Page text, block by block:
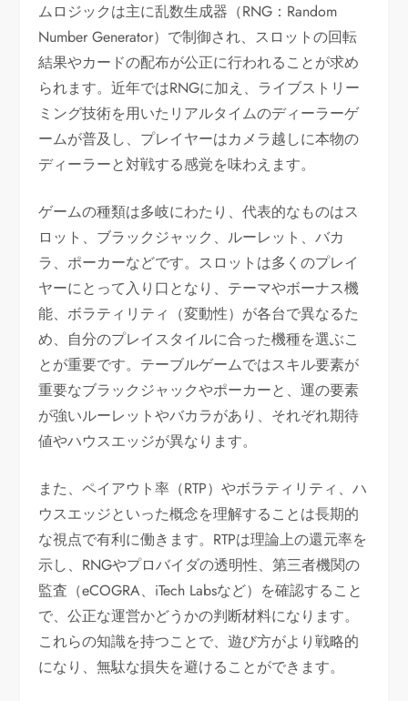
ムロジックは主に乱数生成器（RNG：Random
Number Generator）で制御され、スロットの回転
結果やカードの配布が公正に行われることが求め
られます。近年ではRNGに加え、ライブストリー
ミング技術を用いたリアルタイムのディーラーゲ
ームが普及し、プレイヤーはカメラ越しに本物の
ディーラーと対戦する感覚を味わえます。
ゲームの種類は多岐にわたり、代表的なものはス
ロット、ブラックジャック、ルーレット、バカ
ラ、ポーカーなどです。スロットは多くのプレイ
ヤーにとって入り口となり、テーマやボーナス機
能、ボラティリティ（変動性）が各台で異なるた
め、自分のプレイスタイルに合った機種を選ぶこ
とが重要です。テーブルゲームではスキル要素が
重要なブラックジャックやポーカーと、運の要素
が強いルーレットやバカラがあり、それぞれ期待
値やハウスエッジが異なります。
また、ペイアウト率（RTP）やボラティリティ、ハ
ウスエッジといった概念を理解することは長期的
な視点で有利に働きます。RTPは理論上の還元率を
示し、RNGやプロバイダの透明性、第三者機関の
監査（eCOGRA、iTech Labsなど）を確認すること
で、公正な運営かどうかの判断材料になります。
これらの知識を持つことで、遊び方がより戦略的
になり、無駄な損失を避けることができます。